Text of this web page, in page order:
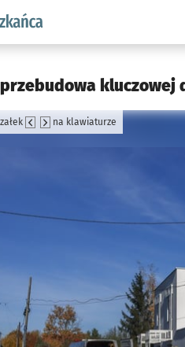
podserwis: Dla mieszkańca
kluczowej
na klawiaturze